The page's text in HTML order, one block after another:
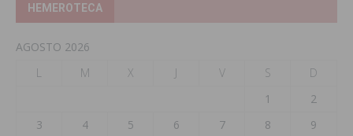
HEMEROTECA
AGOSTO 2026
L
M X J V S
D
1
2
3
4 5 6 7 8
9